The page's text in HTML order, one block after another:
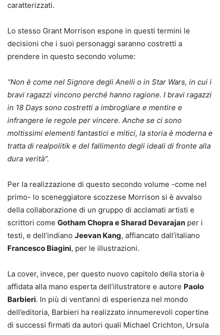
caratterizzati.
Lo stesso Grant Morrison espone in questi termini le
decisioni che i suoi personaggi saranno costretti a
prendere in questo secondo volume:
“Non è come nel Signore degli Anelli o in Star Wars, in cui i
bravi ragazzi vincono perché hanno ragione. I bravi ragazzi
in 18 Days sono costretti a imbrogliare e mentire e
infrangere le regole per vincere. Anche se ci sono
moltissimi elementi fantastici e mitici, la storia è moderna e
tratta di realpolitik e del fallimento degli ideali di fronte alla
dura verità”.
Per la realizzazione di questo secondo volume -come nel
primo- lo sceneggiatore scozzese Morrison si è avvalso
della collaborazione di un gruppo di acclamati artisti e
scrittori come Gotham Chopra e Sharad Devarajan per i
testi, e dell’indiano Jeevan Kang, affiancato dall’italiano
Francesco Biagini, per le illustrazioni.
La cover, invece, per questo nuovo capitolo della storia è
affidata alla mano esperta dell’illustratore e autore Paolo
Barbieri. In più di vent’anni di esperienza nel mondo
dell’editoria, Barbieri ha realizzato innumerevoli copertine
di successi firmati da autori quali Michael Crichton, Ursula